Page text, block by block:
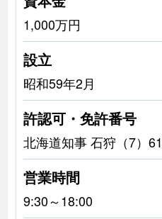
1,000万円
設立
昭和59年2月
許認可・免許番号
北海道知事 石狩（7）
営業時間
9:30～18:00